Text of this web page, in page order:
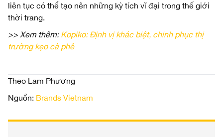
liên tục có thể tạo nên những kỳ tích vĩ đại trong thế giới
thời trang.
>> Xem thêm: Kopiko: Định vị khác biệt, chinh phục thị
trường kẹo cà phê
Theo Lam Phương
Nguồn: Brands Vietnam